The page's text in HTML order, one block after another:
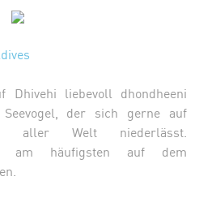
Dhivehi liebevoll dhondheeni
der sich gerne auf
aller Welt niederlässt.
am häufigsten auf dem